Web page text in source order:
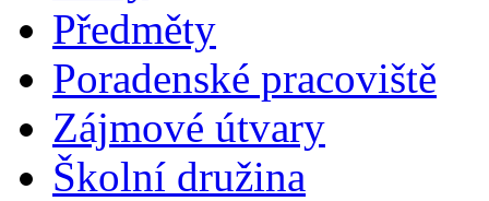
Předměty
Poradenské pracoviště
Zájmové útvary
Školní družina